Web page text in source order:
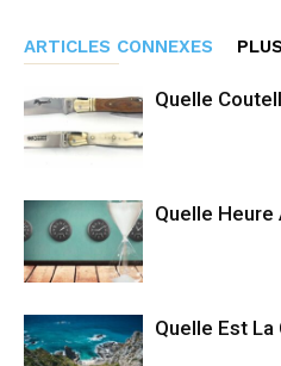
ARTICLES CONNEXES
Quelle
Quelle Heure
Quelle Est La